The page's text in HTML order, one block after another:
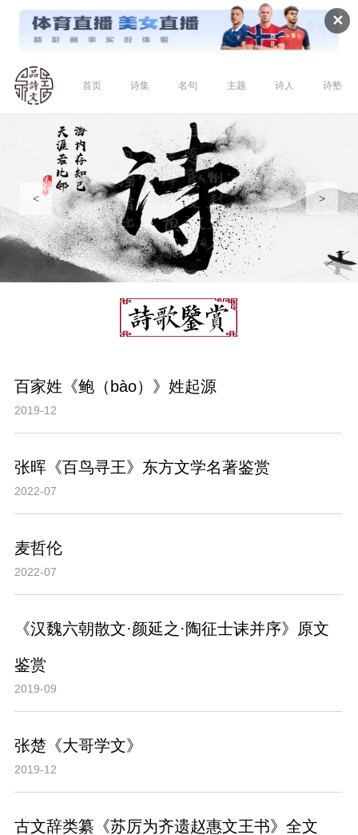
✕
首页 诗集 名句 主题 诗人 诗塾
< >
百家姓《鲍（bào）》姓起源
2019-12
张晖《百鸟寻王》东方文学名著鉴赏
2022-07
麦哲伦
2022-07
《汉魏六朝散文·颜延之·陶征士诔并序》原文
鉴赏
2019-09
张楚《大哥学文》
2019-12
古文辞类纂《苏厉为齐遗赵惠文王书》全文